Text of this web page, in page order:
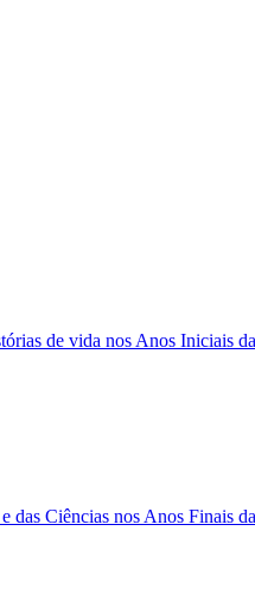
de vida nos Anos Iniciais
das Ciências nos Anos Finais